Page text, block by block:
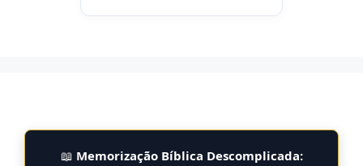
📖 Memorização Bíblica Descomplicada: